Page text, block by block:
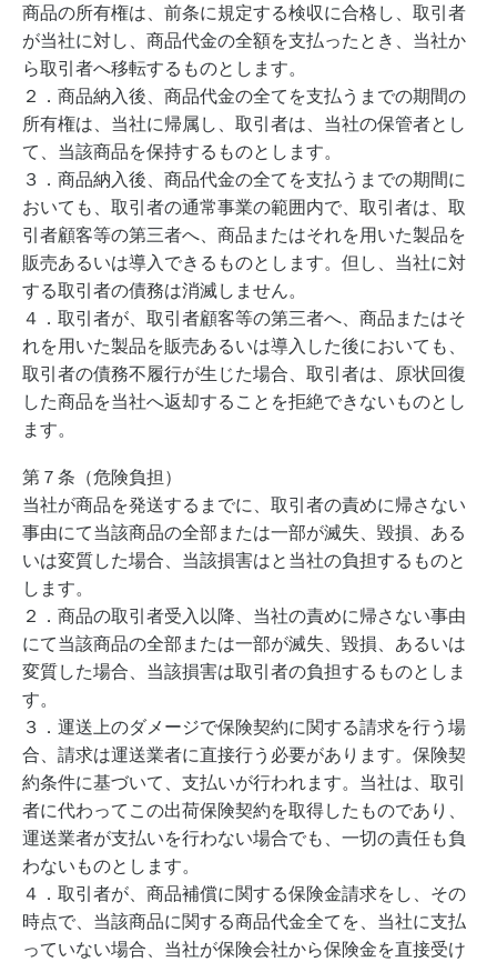
商品の所有権は、前条に規定する検収に合格し、取引者
が当社に対し、商品代金の全額を支払ったとき、当社か
ら取引者へ移転するものとします。
２．商品納入後、商品代金の全てを支払うまでの期間の
所有権は、当社に帰属し、取引者は、当社の保管者とし
て、当該商品を保持するものとします。
３．商品納入後、商品代金の全てを支払うまでの期間に
おいても、取引者の通常事業の範囲内で、取引者は、取
引者顧客等の第三者へ、商品またはそれを用いた製品を
販売あるいは導入できるものとします。但し、当社に対
する取引者の債務は消滅しません。
４．取引者が、取引者顧客等の第三者へ、商品またはそ
れを用いた製品を販売あるいは導入した後においても、
取引者の債務不履行が生じた場合、取引者は、原状回復
した商品を当社へ返却することを拒絶できないものとし
ます。
第７条（危険負担）
当社が商品を発送するまでに、取引者の責めに帰さない
事由にて当該商品の全部または一部が滅失、毀損、ある
いは変質した場合、当該損害はと当社の負担するものと
します。
２．商品の取引者受入以降、当社の責めに帰さない事由
にて当該商品の全部または一部が滅失、毀損、あるいは
変質した場合、当該損害は取引者の負担するものとしま
す。
３．運送上のダメージで保険契約に関する請求を行う場
合、請求は運送業者に直接行う必要があります。保険契
約条件に基づいて、支払いが行われます。当社は、取引
者に代わってこの出荷保険契約を取得したものであり、
運送業者が支払いを行わない場合でも、一切の責任も負
わないものとします。
４．取引者が、商品補償に関する保険金請求をし、その
時点で、当該商品に関する商品代金全てを、当社に支払
っていない場合、当社が保険会社から保険金を直接受け